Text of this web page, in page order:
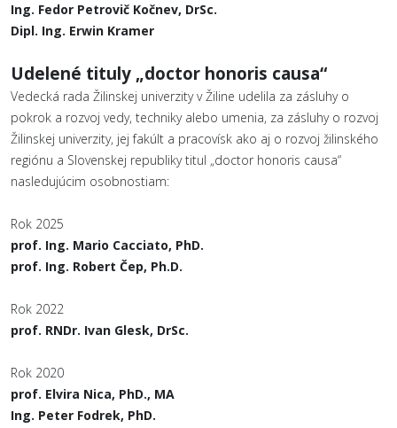
Ing. Fedor Petrovič Kočnev, DrSc.
Dipl. Ing. Erwin Kramer
Udelené tituly „doctor honoris causa“
Vedecká rada Žilinskej univerzity v Žiline udelila za zásluhy o
pokrok a rozvoj vedy, techniky alebo umenia, za zásluhy o rozvoj
Žilinskej univerzity, jej fakúlt a pracovísk ako aj o rozvoj žilinského
regiónu a Slovenskej republiky titul „doctor honoris causa“
nasledujúcim osobnostiam:
Rok 2025
prof. Ing. Mario Cacciato, PhD.
prof. Ing. Robert Čep, Ph.D.
Rok 2022
prof. RNDr. Ivan Glesk, DrSc.
Rok 2020
prof. Elvira Nica, PhD., MA
Ing. Peter Fodrek, PhD.